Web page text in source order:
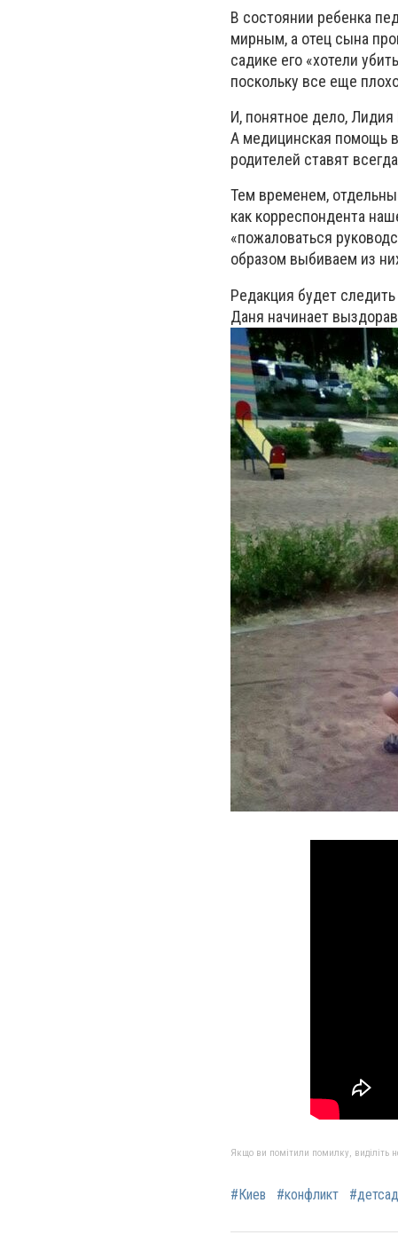
В состоянии ребенка
мирным, а отец сына
садике его «хотели
поскольку все еще
И, понятное дело,
А медицинская помощь
родителей ставят
Тем временем,
как корреспондента
«пожаловаться
образом выбиваем из
Редакция будет
Даня начинает
Якщо ви помітили помилку, виділіть
#Киев #конфликт